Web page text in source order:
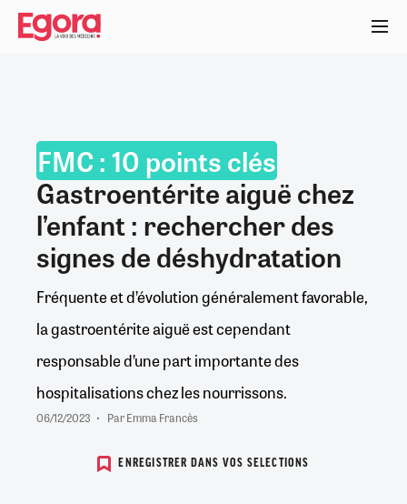
Aller
contenu
FMC : 10 points clés
Gastroentérite aiguë chez
l’enfant : rechercher des
signes de déshydratation
Fréquente et d’évolution généralement favorable,
la gastroentérite aiguë est cependant
responsable d’une part importante des
hospitalisations chez les nourrissons.
06/12/2023 Par Emma Francès
ENREGISTRER DANS VOS SELECTIONS